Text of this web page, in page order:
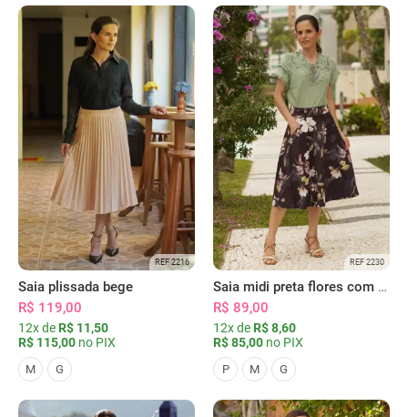
REF 2216
Saia plissada bege
R$ 119,00
12x de R$ 11,50
R$ 115,00 no PIX
M G
REF 2230
Saia midi preta flores com bolsos
R$ 89,00
12x de R$ 8,60
R$ 85,00 no PIX
P M G